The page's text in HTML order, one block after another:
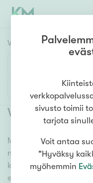
Vuokrakohteet
1h 2h
Asuntotyyppi
Kerros-/luhtitalo
Rivitalo/paritalo
Lisää hakuehtoja
Vuokrattavat
Meiltä löydät
mikä vain! Tuhansien
kiinteistönvälittäjien
elämäsi
sivusto toimii
tarjota
Voit antaa
"Hyväksy
myöhemmin